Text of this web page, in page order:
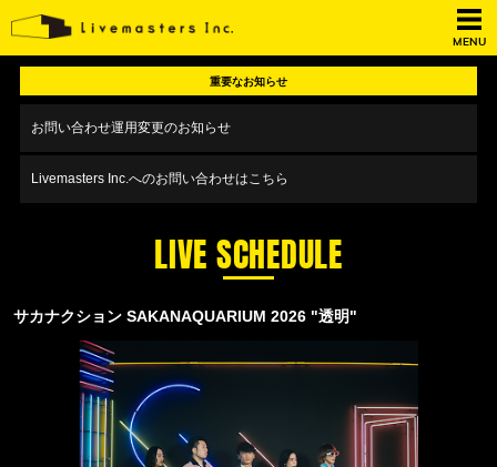
MENU
重要なお知らせ
お問い合わせ運用変更のお知らせ
Livemasters Inc.へのお問い合わせはこちら
LIVE SCHEDULE
サカナクション SAKANAQUARIUM 2026 "透明"